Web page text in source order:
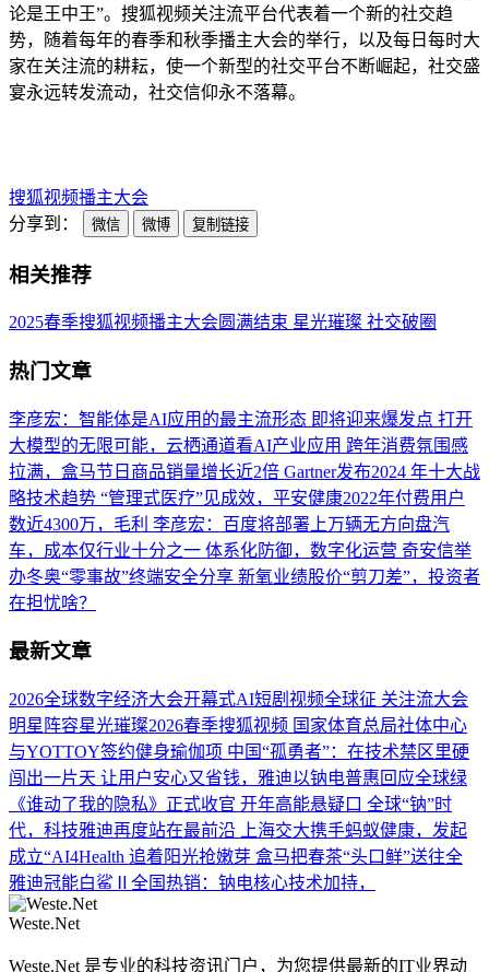
论是王中王”。搜狐视频关注流平台代表着一个新的社交趋
势，随着每年的春季和秋季播主大会的举行，以及每日每时大
家在关注流的耕耘，使一个新型的社交平台不断崛起，社交盛
宴永远转发流动，社交信仰永不落幕。
搜狐视频播主大会
分享到：
微信 微博 复制链接
相关推荐
2025春季搜狐视频播主大会圆满结束 星光璀璨 社交破圈
热门文章
李彦宏：智能体是AI应用的最主流形态 即将迎来爆发点 打开
大模型的无限可能，云栖通道看AI产业应用 跨年消费氛围感
拉满，盒马节日商品销量增长近2倍 Gartner发布2024 年十大战
略技术趋势 “管理式医疗”见成效，平安健康2022年付费用户
数近4300万，毛利 李彦宏：百度将部署上万辆无方向盘汽
车，成本仅行业十分之一 体系化防御，数字化运营 奇安信举
办冬奥“零事故”终端安全分享 新氧业绩股价“剪刀差”，投资者
在担忧啥？
最新文章
2026全球数字经济大会开幕式AI短剧视频全球征 关注流大会
明星阵容星光璀璨2026春季搜狐视频 国家体育总局社体中心
与YOTTOY签约健身瑜伽项 中国“孤勇者”：在技术禁区里硬
闯出一片天 让用户安心又省钱，雅迪以钠电普惠回应全球绿
《谁动了我的隐私》正式收官 开年高能悬疑口 全球“钠”时
代，科技雅迪再度站在最前沿
上海交大携手蚂蚁健康，发起
成立“AI4Health 追着阳光抢嫩芽 盒马把春茶“头口鲜”送往全
雅迪冠能白鲨Ⅱ全国热销：钠电核心技术加持，
Weste.Net
Weste.Net 是专业的科技资讯门户，为您提供最新的IT业界动